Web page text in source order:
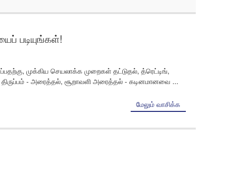
படியுங்கள்!
முக்கிய செயலாக்க முறைகள் தட்டுதல், த்ரெட்டிங்,
திருப்பம் - அரைத்தல், சூறாவளி அரைத்தல் - கடினமானவை ...
மேலும் வாசிக்க